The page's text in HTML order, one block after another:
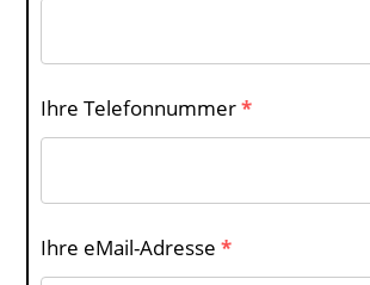
Ihre Telefonnummer*
Ihre eMail-Adresse *